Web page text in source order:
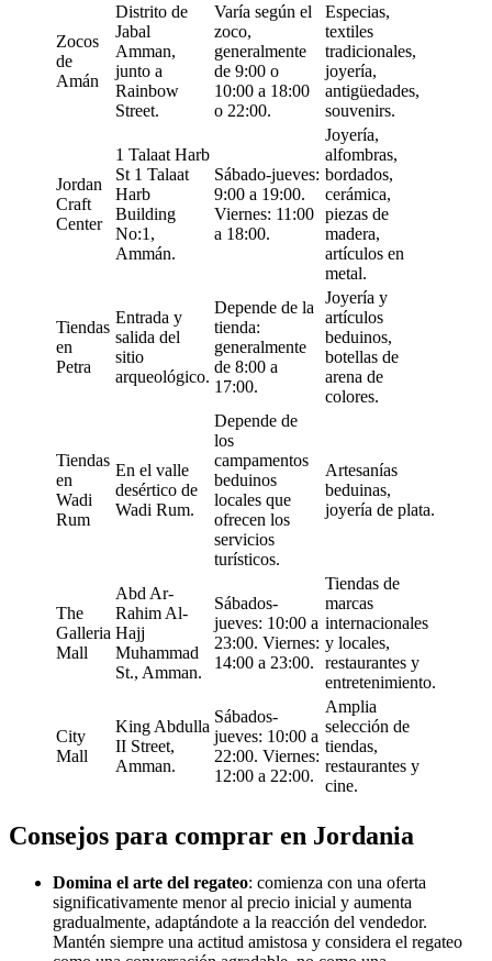
Zocos
de
Amán
Distrito de
Jabal
Amman,
junto a
Rainbow
Street.
Varía según el
zoco,
generalmente
de 9:00 o
10:00 a 18:00
o 22:00.
Especias,
textiles
tradicionales,
joyería,
antigüedades,
souvenirs.
Jordan
Craft
Center
1 Talaat Harb
St 1 Talaat
Harb
Building
No:1,
Ammán.
Sábado-jueves:
9:00 a 19:00.
Viernes: 11:00
a 18:00.
Joyería,
alfombras,
bordados,
cerámica,
piezas de
madera,
artículos en
metal.
Tiendas
en
Petra
Entrada y
salida del
sitio
arqueológico.
Depende de la
tienda:
generalmente
de 8:00 a
17:00.
Joyería y
artículos
beduinos,
botellas de
arena de
colores.
Tiendas
en
Wadi
Rum
En el valle
desértico de
Wadi Rum.
Depende de
los
campamentos
beduinos
locales que
ofrecen los
servicios
turísticos.
Artesanías
beduinas,
joyería de plata.
The
Galleria
Mall
Abd Ar-
Rahim Al-
Hajj
Muhammad
St., Amman.
Sábados-
jueves: 10:00 a
23:00. Viernes:
14:00 a 23:00.
Tiendas de
marcas
internacionales
y locales,
restaurantes y
entretenimiento.
City
Mall
King Abdulla
II Street,
Amman.
Sábados-
jueves: 10:00 a
22:00. Viernes:
12:00 a 22:00.
Amplia
selección de
tiendas,
restaurantes y
cine.
Consejos para comprar en Jordania
Domina el arte del regateo: comienza con una oferta
significativamente menor al precio inicial y aumenta
gradualmente, adaptándote a la reacción del vendedor.
Mantén siempre una actitud amistosa y considera el regateo